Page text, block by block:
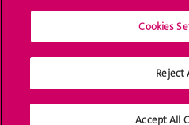
Offres d'emploi
Bibliothèque
Médias sociaux UNIGE
Cookies
Reject
Accept All